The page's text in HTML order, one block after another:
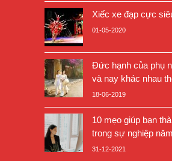
Xiếc xe đạp cực
01-05-2020
Đức hạnh của phụ
và nay khác nhau
18-06-2019
10 mẹo giúp bạn
trong sự nghiệp
31-12-2021